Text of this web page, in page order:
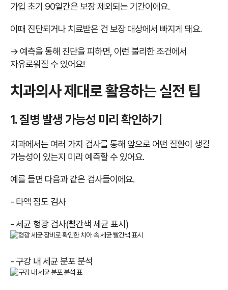
가입 초기 90일간은 보장 제외되는 기간이에요.
이때 진단되거나 치료받은 건 보장 대상에서 빠지게 돼요.
→ 예측을 통해 진단을 피하면, 이런 불리한 조건에서
자유로워질 수 있어요!
치과의사 제대로 활용하는 실전 팁
1. 질병 발생 가능성 미리 확인하기
치과에서는 여러 가지 검사를 통해 앞으로 어떤 질환이 생길
가능성이 있는지 미리 예측할 수 있어요.
예를 들면 다음과 같은 검사들이에요.
- 타액 점도 검사
- 세균 형광 검사(빨간색 세균 표시)
- 구강 내 세균 분포 분석